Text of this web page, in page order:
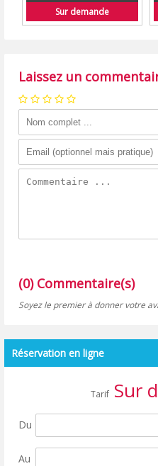
Sur demande
Laissez un
(0) Commentaire(s)
Soyez le premier à donner votre
Réservation en ligne
TarifSur
Du
Au